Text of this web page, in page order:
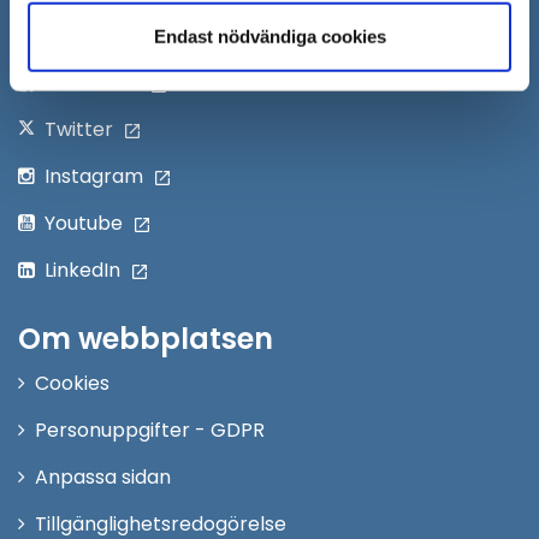
Endast nödvändiga cookies
nytt
fönster
Facebook
Twitter
Instagram
Youtube
LinkedIn
Om webbplatsen
Cookies
Personuppgifter - GDPR
Anpassa sidan
Tillgänglighetsredogörelse